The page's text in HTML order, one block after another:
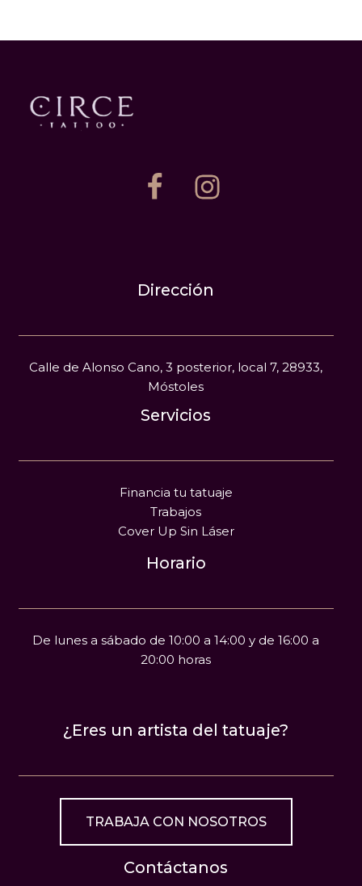
Dirección
Calle de Alonso Cano, 3 posterior, local 7, 28933,
Móstoles
Servicios
Financia tu tatuaje
Trabajos
Cover Up Sin Láser
Horario
De lunes a sábado de 10:00 a 14:00 y de 16:00 a
20:00 horas
¿Eres un artista del tatuaje?
TRABAJA CON NOSOTROS
Contáctanos